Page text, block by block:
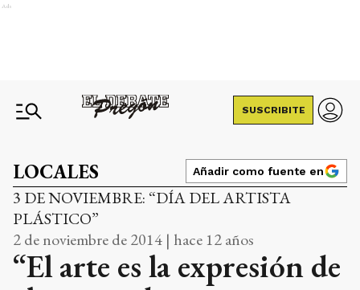
Ads
SUSCRIBITE
LOCALES Añadir como fuente en
3 DE NOVIEMBRE: “DÍA DEL ARTISTA
PLÁSTICO”
2 de noviembre de 2014 | hace 12 años
“El arte es la expresión de